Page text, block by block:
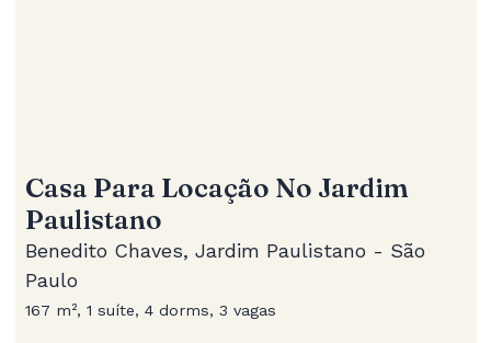
Casa Para Locação No Jardim
Paulistano
Benedito Chaves, Jardim Paulistano - São
Paulo
167 m², 1 suíte, 4 dorms, 3 vagas